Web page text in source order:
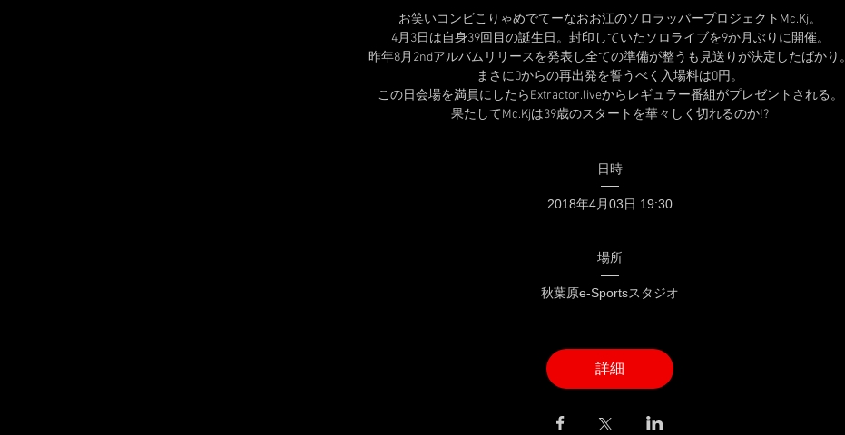
お笑いコンビこりゃめでてーなおお江のソロラッパープロジェクトMc.Kj。
4月3日は自身39回目の誕生日。封印していたソロライブを9か月ぶりに開催。
昨年8月2ndアルバムリリースを発表し全ての準備が整うも見送りが決定したばかり。
まさに0からの再出発を誓うべく入場料は0円。
この日会場を満員にしたらExtractor.liveからレギュラー番組がプレゼントされる。
日時
2018年4月03日 19:30
場所
秋葉原e-Sportsスタジオ
詳細